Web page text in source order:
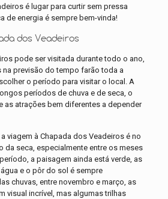
é lugar para curtir sem pressa
de energia é sempre bem-vinda!
dos Veadeiros
pode ser visitada durante todo o ano,
previsão do tempo farão toda a
o período para visitar o local. A
períodos de chuva e de seca, o
as atrações bem diferentes a depender
viagem à Chapada dos Veadeiros é no
da seca, especialmente entre os meses
a paisagem ainda está verde, as
e o pôr do sol é sempre
chuvas, entre novembro e março, as
visual incrível, mas algumas trilhas